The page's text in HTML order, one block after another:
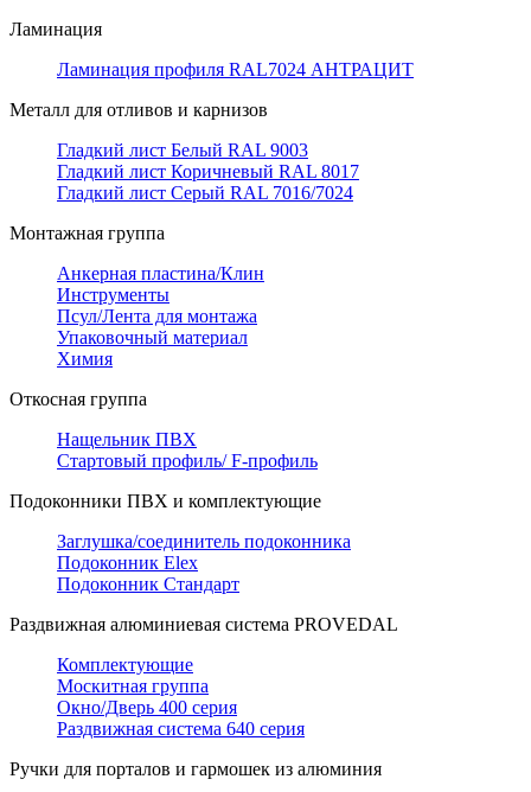
Ламинация
Ламинация профиля RAL7024 АНТРАЦИТ
Металл для отливов и карнизов
Гладкий лист Белый RAL 9003
Гладкий лист Коричневый RAL 8017
Гладкий лист Серый RAL 7016/7024
Монтажная группа
Анкерная пластина/Клин
Инструменты
Псул/Лента для монтажа
Упаковочный материал
Химия
Откосная группа
Нащельник ПВХ
Стартовый профиль/ F-профиль
Подоконники ПВХ и комплектующие
Заглушка/соединитель подоконника
Подоконник Elex
Подоконник Стандарт
Раздвижная алюминиевая система PROVEDAL
Комплектующие
Москитная группа
Окно/Дверь 400 серия
Раздвижная система 640 серия
Ручки для порталов и гармошек из алюминия